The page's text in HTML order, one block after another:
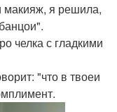
макияж, я решила,
челка с гладкими
"что в твоеи